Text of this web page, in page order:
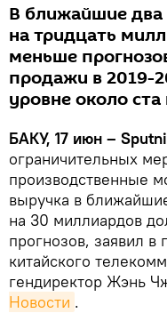
В ближайшие два
на тридцать
меньше
продажи в 2019-
уровне около
БАКУ, 17 июн –
ограничительных
производственные
выручка в
на 30 миллиардов
прогнозов, заявил в
китайского
гендиректор Жэнь
Новости .